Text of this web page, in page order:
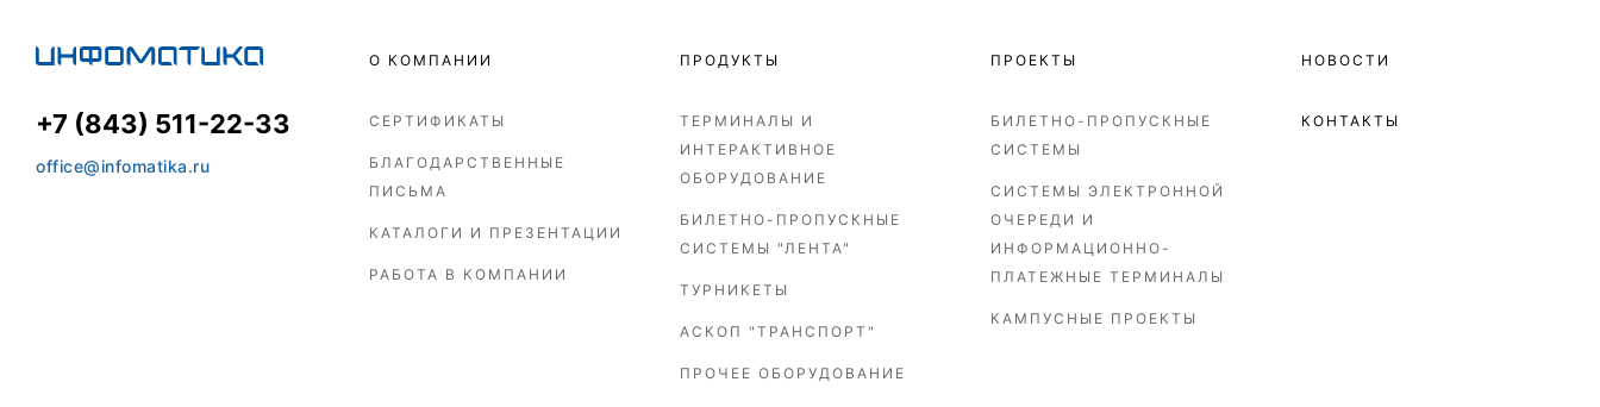
+7 (843) 511-22-33
office@infomatika.ru
О КОМПАНИИ
СЕРТИФИКАТЫ
БЛАГОДАРСТВЕННЫЕ
ПИСЬМА
КАТАЛОГИ И ПРЕЗЕНТАЦИИ
РАБОТА В КОМПАНИИ
ПРОДУКТЫ
ТЕРМИНАЛЫ И
ИНТЕРАКТИВНОЕ
ОБОРУДОВАНИЕ
БИЛЕТНО-ПРОПУСКНЫЕ
СИСТЕМЫ "ЛЕНТА"
ТУРНИКЕТЫ
АСКОП "ТРАНСПОРТ"
ПРОЧЕЕ ОБОРУДОВАНИЕ
ПРОЕКТЫ
БИЛЕТНО-ПРОПУСКНЫЕ
СИСТЕМЫ
СИСТЕМЫ ЭЛЕКТРОННОЙ
ОЧЕРЕДИ И
ИНФОРМАЦИОННО-
ПЛАТЕЖНЫЕ ТЕРМИНАЛЫ
КАМПУСНЫЕ ПРОЕКТЫ
НОВОСТИ
КОНТАКТЫ